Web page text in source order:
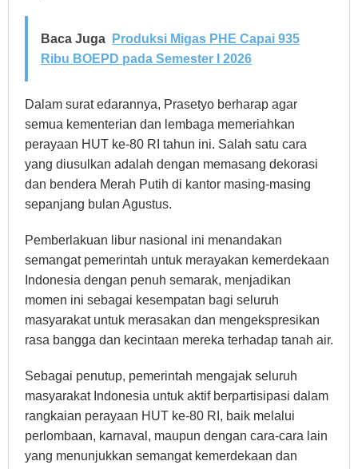
Baca Juga
Produksi Migas PHE Capai 935
Ribu BOEPD pada Semester I 2026
Dalam surat edarannya, Prasetyo berharap agar
semua kementerian dan lembaga memeriahkan
perayaan HUT ke-80 RI tahun ini. Salah satu cara
yang diusulkan adalah dengan memasang dekorasi
dan bendera Merah Putih di kantor masing-masing
sepanjang bulan Agustus.
Pemberlakuan libur nasional ini menandakan
semangat pemerintah untuk merayakan kemerdekaan
Indonesia dengan penuh semarak, menjadikan
momen ini sebagai kesempatan bagi seluruh
masyarakat untuk merasakan dan mengekspresikan
rasa bangga dan kecintaan mereka terhadap tanah air.
Sebagai penutup, pemerintah mengajak seluruh
masyarakat Indonesia untuk aktif berpartisipasi dalam
rangkaian perayaan HUT ke-80 RI, baik melalui
perlombaan, karnaval, maupun dengan cara-cara lain
yang menunjukkan semangat kemerdekaan dan